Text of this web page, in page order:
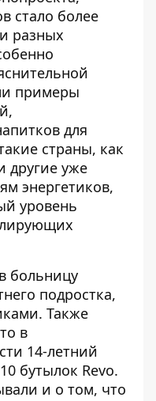
стало более
разных
примеры
для
страны, как
другие уже
энергетиков,
уровень
в больницу
подростка,
. Также
в
14-летний
бутылок Revo.
и о том, что